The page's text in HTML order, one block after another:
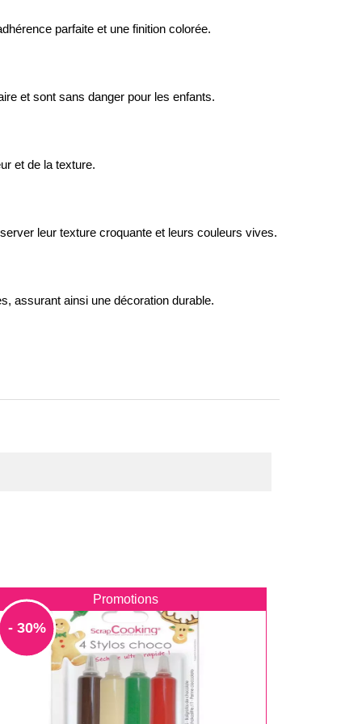
parfaite et une finition colorée.
et sont sans danger pour les enfants.
et de la texture.
leur texture croquante et leurs couleurs vives.
assurant ainsi une décoration durable.
Promotions
- 30%